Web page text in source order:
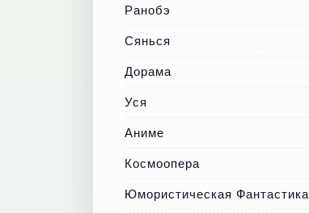
Ранобэ
Сянься
Дорама
Уся
Аниме
Космоопера
Юмористическая Фантастика